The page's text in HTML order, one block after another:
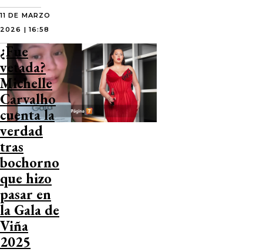
11 DE MARZO
2026 | 16:58
¿Fue
vetada?
Michelle
Carvalho
cuenta la
verdad
tras
bochorno
que hizo
pasar en
la Gala de
Viña
2025